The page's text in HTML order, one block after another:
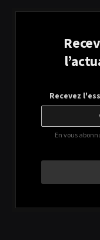
Recevez
En vous